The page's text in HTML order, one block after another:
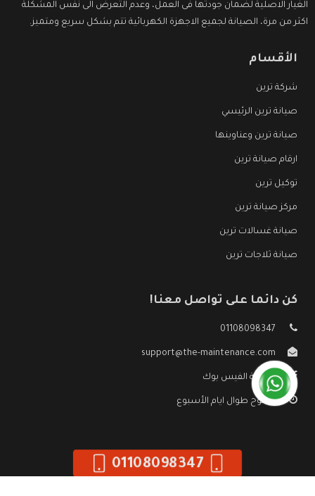
الغيار الاصلية لضمان جودتها فى العمل، وعدم التعرض الى نفس المشكلة
اكثر من مرة، الصيانة لجميع الاجهزة الكهربائية تتم بشكل سريع ومتميز.
الأقسام
شركة ترين
صيانة ترين الرئيسي
صيانة ترين وعناوينها
ارقام صيانة ترين
توكيل ترين
مركز صيانة ترين
صيانة غسالات ترين
صيانة ثلاجات ترين
كن دائما على تواصل معنا!
01108098347
support@the-maintenance.com
صفحة الفيس بوك
مفتوح طوال ايام الأسبوع
01108098347